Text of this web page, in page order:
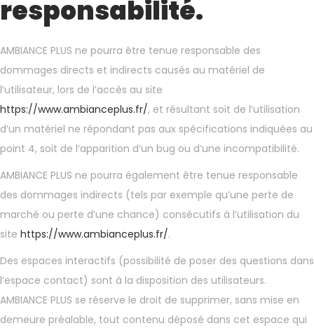
responsabilité.
AMBIANCE PLUS ne pourra être tenue responsable des
dommages directs et indirects causés au matériel de
l’utilisateur, lors de l’accès au site
https://www.ambianceplus.fr/, et résultant soit de l’utilisation
d’un matériel ne répondant pas aux spécifications indiquées au
point 4, soit de l’apparition d’un bug ou d’une incompatibilité.
AMBIANCE PLUS ne pourra également être tenue responsable
des dommages indirects (tels par exemple qu’une perte de
marché ou perte d’une chance) consécutifs à l’utilisation du
site https://www.ambianceplus.fr/.
Des espaces interactifs (possibilité de poser des questions dans
l’espace contact) sont à la disposition des utilisateurs.
AMBIANCE PLUS se réserve le droit de supprimer, sans mise en
demeure préalable, tout contenu déposé dans cet espace qui